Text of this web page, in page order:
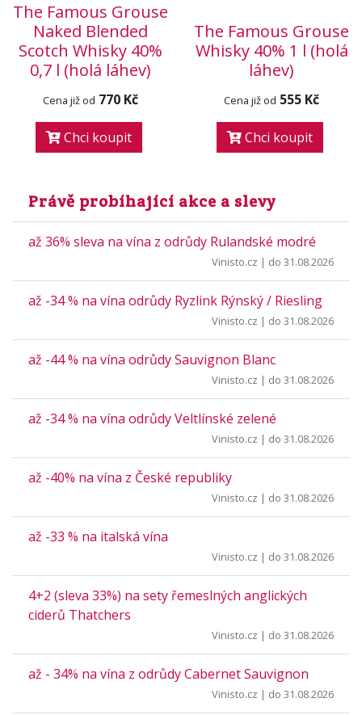
The Famous Grouse
Naked Blended
Scotch Whisky 40%
0,7 l (holá láhev)
Cena již od 770 Kč
Chci koupit
The Famous Grouse
Whisky 40% 1 l (holá
láhev)
Cena již od 555 Kč
Chci koupit
Právě probíhající akce a slevy
až 36% sleva na vína z odrůdy Rulandské modré
Vinisto.cz | do 31.08.2026
až -34 % na vína odrůdy Ryzlink Rýnský / Riesling
Vinisto.cz | do 31.08.2026
až -44 % na vína odrůdy Sauvignon Blanc
Vinisto.cz | do 31.08.2026
až -34 % na vína odrůdy Veltlínské zelené
Vinisto.cz | do 31.08.2026
až -40% na vína z České republiky
Vinisto.cz | do 31.08.2026
až -33 % na italská vína
Vinisto.cz | do 31.08.2026
4+2 (sleva 33%) na sety řemeslných anglických
ciderů Thatchers
Vinisto.cz | do 31.08.2026
až - 34% na vína z odrůdy Cabernet Sauvignon
Vinisto.cz | do 31.08.2026